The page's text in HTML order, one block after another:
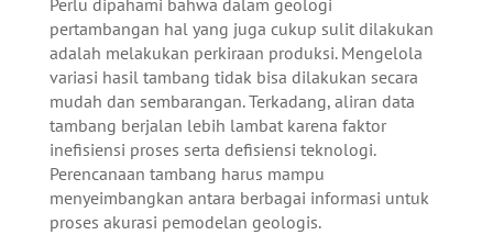
Perlu dipahami bahwa dalam geologi
pertambangan hal yang juga cukup sulit dilakukan
adalah melakukan perkiraan produksi. Mengelola
variasi hasil tambang tidak bisa dilakukan secara
mudah dan sembarangan. Terkadang, aliran data
tambang berjalan lebih lambat karena faktor
inefisiensi proses serta defisiensi teknologi.
Perencanaan tambang harus mampu
menyeimbangkan antara berbagai informasi untuk
proses akurasi pemodelan geologis.